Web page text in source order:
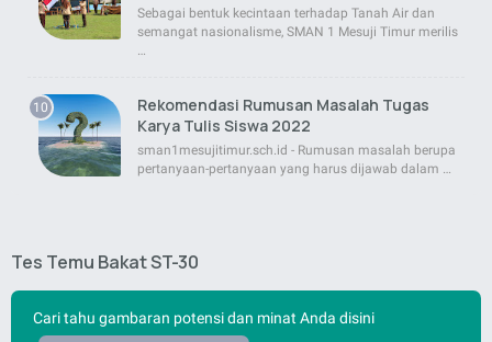
Sebagai bentuk kecintaan terhadap Tanah Air dan
semangat nasionalisme, SMAN 1 Mesuji Timur merilis
Rekomendasi Rumusan Masalah Tugas
Karya Tulis Siswa 2022
sman1mesujitimur.sch.id - Rumusan masalah berupa
pertanyaan-pertanyaan yang harus dijawab dalam …
Tes Temu Bakat ST-30
Cari tahu gambaran potensi dan minat Anda disini